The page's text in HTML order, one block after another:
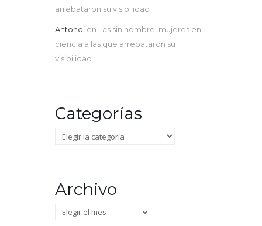
arrebataron su visibilidad
Antonoi en Las sin nombre: mujeres en
ciencia a las que arrebataron su
visibilidad
Categorías
Categorías
Archivo
Archivo